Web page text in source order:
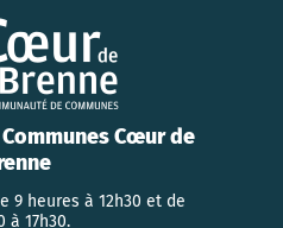
Cœur de
9 heures à 12h30 et de
à 17h30.